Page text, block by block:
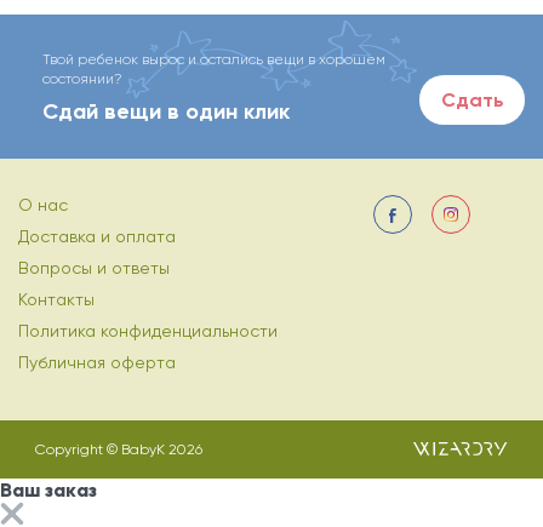
Твой ребенок вырос и остались вещи в хорошем
состоянии?
Сдай вещи в один клик Сдать
О нас
Доставка и оплата
Вопросы и ответы
Контакты
Политика конфиденциальности
Публичная оферта
Copyright © BabyK 2026
Ваш заказ